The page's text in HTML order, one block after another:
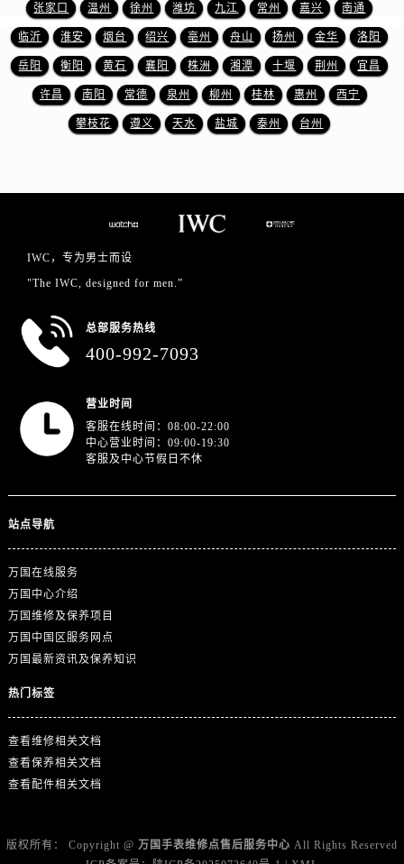
江苏省泰州市海陵区永定东路399号置地商务中心东塔（华润万象城）17层1706室万国售后服务中心（需提前预约）
江苏省徐州市鼓楼区淮海东路29号苏宁广场IFC国际金融中心35层3508室万国售后服务中心（需提前预约）
江苏省盐城市盐都区世纪大道5号盐城金融城写字楼1号楼16层1604室万国售后服务中心（需提前预约）
江苏省扬州市邗江区国展路29号星耀天地写字楼1号楼18层1803室万国售后服务中心（需提前预约）
上海市黄浦区南京东路299号宏伊国际广场写字楼8层806室万国售后服务中心（需提前预约）
浙江省金华市金东区东市南街777号金华万达广场4号楼22楼2209室万国售后服务中心（需提前预约）
张家口 温州 徐州 潍坊 九江 常州 嘉兴 南通
临沂 淮安 烟台 绍兴 亳州 舟山 扬州 金华 洛阳
岳阳 衡阳 黄石 襄阳 株洲 湘潭 十堰 荆州 宜昌
许昌 南阳 常德 泉州 柳州 桂林 惠州 西宁
攀枝花 遵义 天水 盐城 泰州 台州
IWC，专为男士而设
"The IWC, designed for men.”
总部服务热线
400-992-7093
营业时间
客服在线时间：08:00-22:00
中心营业时间：09:00-19:30
客服及中心节假日不休
站点导航
万国在线服务
万国中心介绍
万国维修及保养项目
万国中国区服务网点
万国最新资讯及保养知识
热门标签
查看维修相关文档
查看保养相关文档
查看配件相关文档
版权所有： Copyright @ 万国手表维修点售后服务中心 All Rights Reserved